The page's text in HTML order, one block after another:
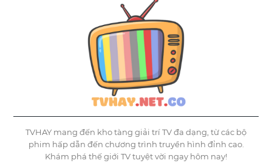
TVHAY mang đến kho tàng giải trí TV đa dạng, từ các bộ
phim hấp dẫn đến chương trình truyền hình đỉnh cao.
Khám phá thế giới TV tuyệt vời ngay hôm nay!